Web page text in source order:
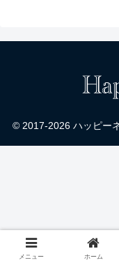
© 2017-2026 ハッピー
メニュー ホーム